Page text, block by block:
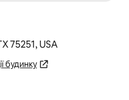
75251, USA
будинку